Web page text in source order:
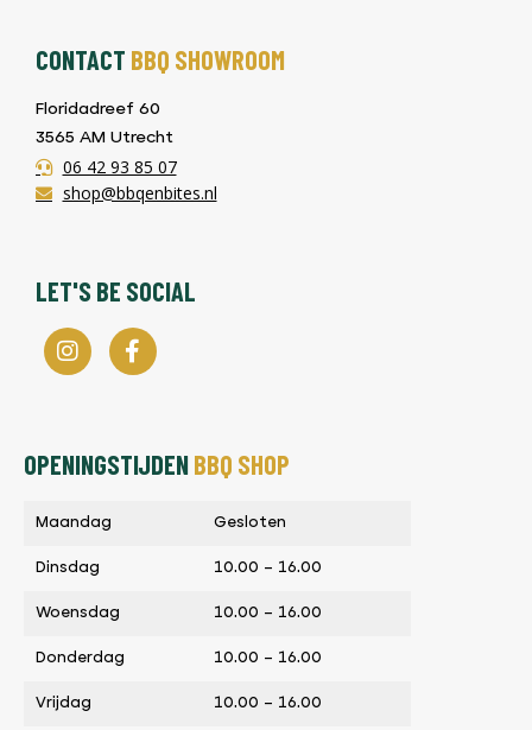
CONTACT BBQ SHOWROOM
Floridadreef 60
3565 AM Utrecht
06 42 93 85 07
shop@bbqenbites.nl
LET'S BE SOCIAL
OPENINGSTIJDENBBQ SHOP
Maandag Gesloten
Dinsdag 10.00 – 16.00
Woensdag 10.00 – 16.00
Donderdag 10.00 – 16.00
Vrijdag 10.00 – 16.00